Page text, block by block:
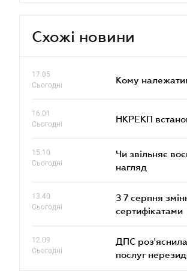
Схожі новини
17.05
Сьогодні
Кому
16.01
Сьогодні
НКРЕКП
15.10
Сьогодні
Чи звільняє
нагляд
13.40
Сьогодні
З 7 серпня
сертифікатами
12.09
Сьогодні
ДПС
послуг